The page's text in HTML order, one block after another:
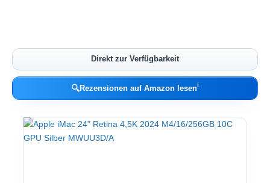
Direkt zur Verfügbarkeit
🔍Rezensionen auf Amazon lesenℹ︎